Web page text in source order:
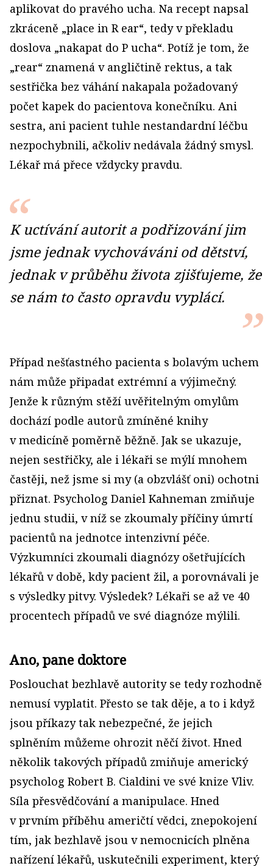
aplikovat do pravého ucha. Na recept napsal
zkráceně „place in R ear“, tedy v překladu
doslova „nakapat do P ucha“. Potíž je tom, že
„rear“ znamená v angličtině rektus, a tak
sestřička bez váhání nakapala požadovaný
počet kapek do pacientova konečníku. Ani
sestra, ani pacient tuhle nestandardní léčbu
nezpochybnili, ačkoliv nedávala žádný smysl.
Lékař má přece vždycky pravdu.
K uctívání autorit a podřizování jim
jsme jednak vychováváni od dětství,
jednak v průběhu života zjišťujeme, že
se nám to často opravdu vyplácí.
Případ nešťastného pacienta s bolavým uchem
nám může připadat extrémní a výjimečný.
Jenže k různým stěží uvěřitelným omylům
dochází podle autorů zmíněné knihy
v medicíně poměrně běžně. Jak se ukazuje,
nejen sestřičky, ale i lékaři se mýlí mnohem
častěji, než jsme si my (a obzvlášť oni) ochotni
přiznat. Psycholog Daniel Kahneman zmiňuje
jednu studii, v níž se zkoumaly příčiny úmrtí
pacientů na jednotce intenzivní péče.
Výzkumníci zkoumali diagnózy ošetřujících
lékařů v době, kdy pacient žil, a porovnávali je
s výsledky pitvy. Výsledek? Lékaři se až ve 40
procentech případů ve své diagnóze mýlili.
Ano, pane doktore
Poslouchat bezhlavě autority se tedy rozhodně
nemusí vyplatit. Přesto se tak děje, a to i když
jsou příkazy tak nebezpečné, že jejich
splněním můžeme ohrozit něčí život. Hned
několik takových případů zmiňuje americký
psycholog Robert B. Cialdini ve své knize Vliv.
Síla přesvědčování a manipulace. Hned
v prvním příběhu američtí vědci, znepokojení
tím, jak bezhlavě jsou v nemocnicích plněna
nařízení lékařů, uskutečnili experiment, který